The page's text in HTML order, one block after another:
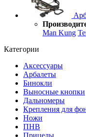
Man Kung
Категории
Аксессуары
Арбалеты
Бинокли
Выносные кнопки
Дальномеры
Крепления для
Ножи
ПНВ
Прицелы